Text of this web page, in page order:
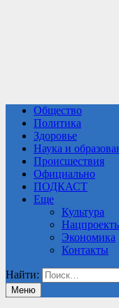
Общество
Политика
Здоровье
Наука и
Происшествия
Официально
ПОДКАСТ
Еще
Культура
Экономика
Контакты
Найти:
Меню